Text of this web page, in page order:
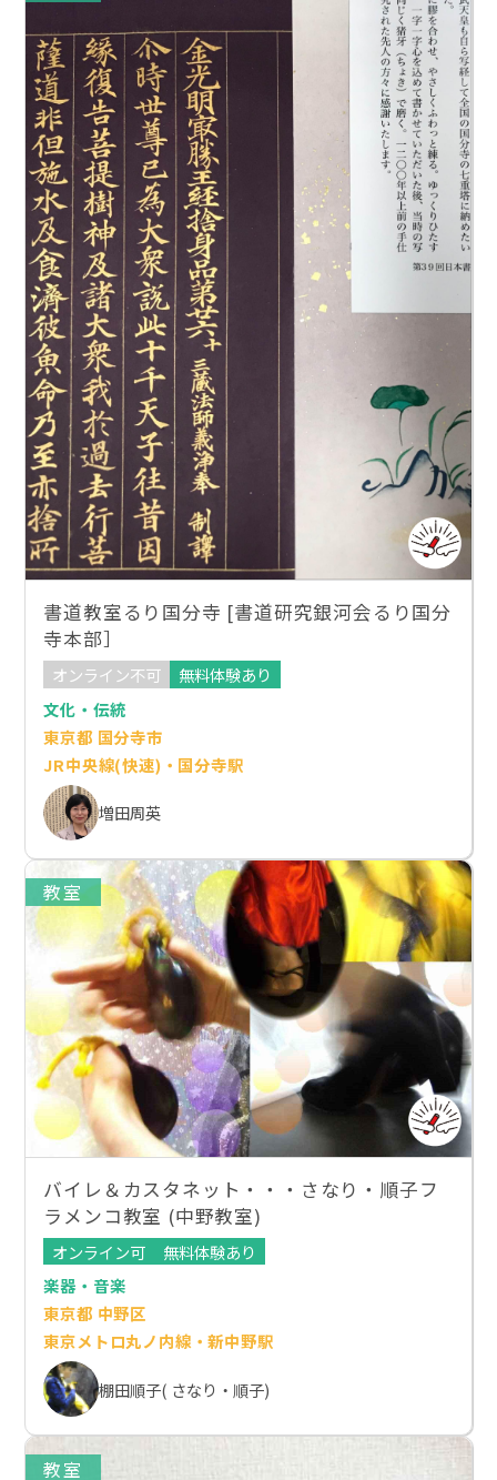
書道教室るり国分寺 [書道研究銀河会るり国分
寺本部］
オンライン不可
無料体験あり
文化・伝統
東京都 国分寺市
JR中央線(快速)・国分寺駅
増田周英
教室
バイレ＆カスタネット・・・さなり・順子フ
ラメンコ教室 (中野教室)
オンライン可
無料体験あり
楽器・音楽
東京都 中野区
東京メトロ丸ノ内線・新中野駅
棚田順子( さなり・順子)
教室